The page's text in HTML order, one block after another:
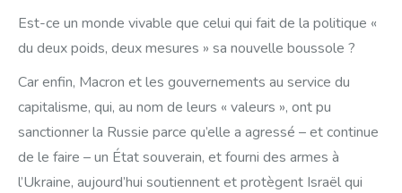
Est-ce un monde vivable que celui qui fait de la politique «
du deux poids, deux mesures » sa nouvelle boussole ?
Car enfin, Macron et les gouvernements au service du
capitalisme, qui, au nom de leurs « valeurs », ont pu
sanctionner la Russie parce qu’elle a agressé – et continue
de le faire – un État souverain, et fourni des armes à
l’Ukraine, aujourd’hui soutiennent et protègent Israël qui